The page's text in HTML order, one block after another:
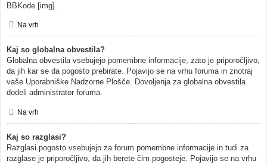
BBKode [img].
Na vrh
Kaj so globalna obvestila?
Globalna obvestila vsebujejo pomembne informacije, zato je priporočljivo,
da jih kar se da pogosto prebirate. Pojavijo se na vrhu foruma in znotraj
vaše Uporabniške Nadzorne Plošče. Dovoljenja za globalna obvestila
dodeli administrator foruma.
Na vrh
Kaj so razglasi?
Razglasi pogosto vsebujejo za forum pomembne informacije in tudi za
razglase je priporočljivo, da jih berete čim pogosteje. Pojavijo se na vrhu